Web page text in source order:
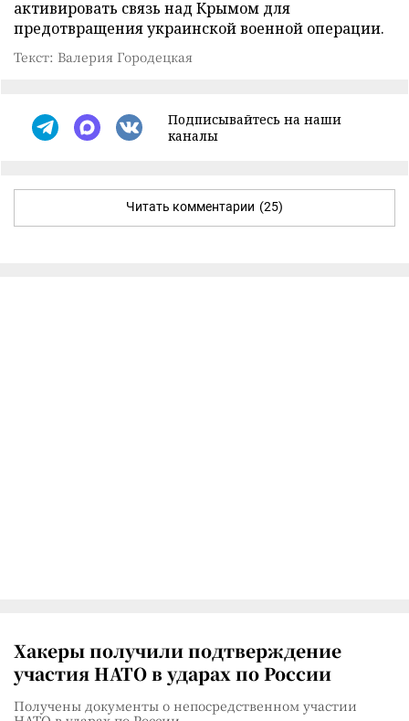
активировать связь над Крымом для
предотвращения украинской военной операции.
Текст: Валерия Городецкая
Подписывайтесь на наши
каналы
Читать комментарии (25)
Хакеры получили подтверждение
участия НАТО в ударах по России
Получены документы о непосредственном участии